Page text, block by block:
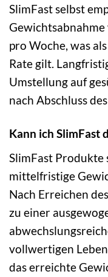
SlimFast selbst
pro Woche, was
Rate gilt.
Umstellung auf
nach Abschluss
Kann ich SlimFast
SlimFast
mittelfristige
Nach Erreichen
zu einer
vollwertigen
das erreichte